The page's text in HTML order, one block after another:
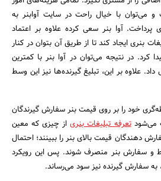
را در بازار تبلیغات بنری تا حدودی از بین
را از مشتری نگیرد. تمامی هزینه‌های امور
و می‌توان با خیال راحت در سایت آوابنر به
آوا بنر سعی کرده علاوه بر اعتماد
بنری ایجاد کند تا از طریق آن بتوان در کنار
کرد. در نتیجه می‌توان در آوا بنر با کمترین
داد. علاوه بر این، تبلیغ گیرنده‌ها نیز این وسط
خود را بر روی قیمت بنر سفارش گیرندگان
می‌شودتعرفه تبلیغات بنریاز چیزی که معین
دهندگان قیمت بالای بنر را ببینند؛ احتمال